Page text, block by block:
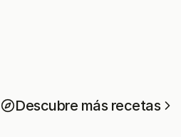
Descubre más recetas